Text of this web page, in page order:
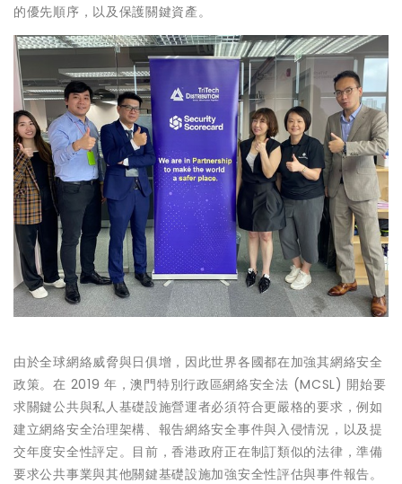
的優先順序，以及保護關鍵資產。
由於全球網絡威脅與日俱增，因此世界各國都在加強其網絡安全
政策。在 2019 年，澳門特別行政區網絡安全法 (MCSL) 開始要
求關鍵公共與私人基礎設施營運者必須符合更嚴格的要求，例如
建立網絡安全治理架構、報告網絡安全事件與入侵情況，以及提
交年度安全性評定。目前，香港政府正在制訂類似的法律，準備
要求公共事業與其他關鍵基礎設施加強安全性評估與事件報告。